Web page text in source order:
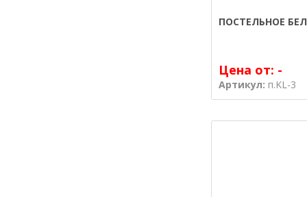
ПОСТЕЛЬНОЕ
Цена от: -
Артикул: п.KL-3